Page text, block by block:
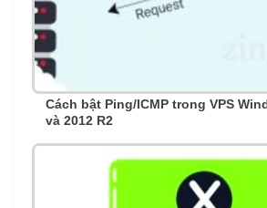
Cách bật Ping/ICMP trong VPS
và 2012 R2